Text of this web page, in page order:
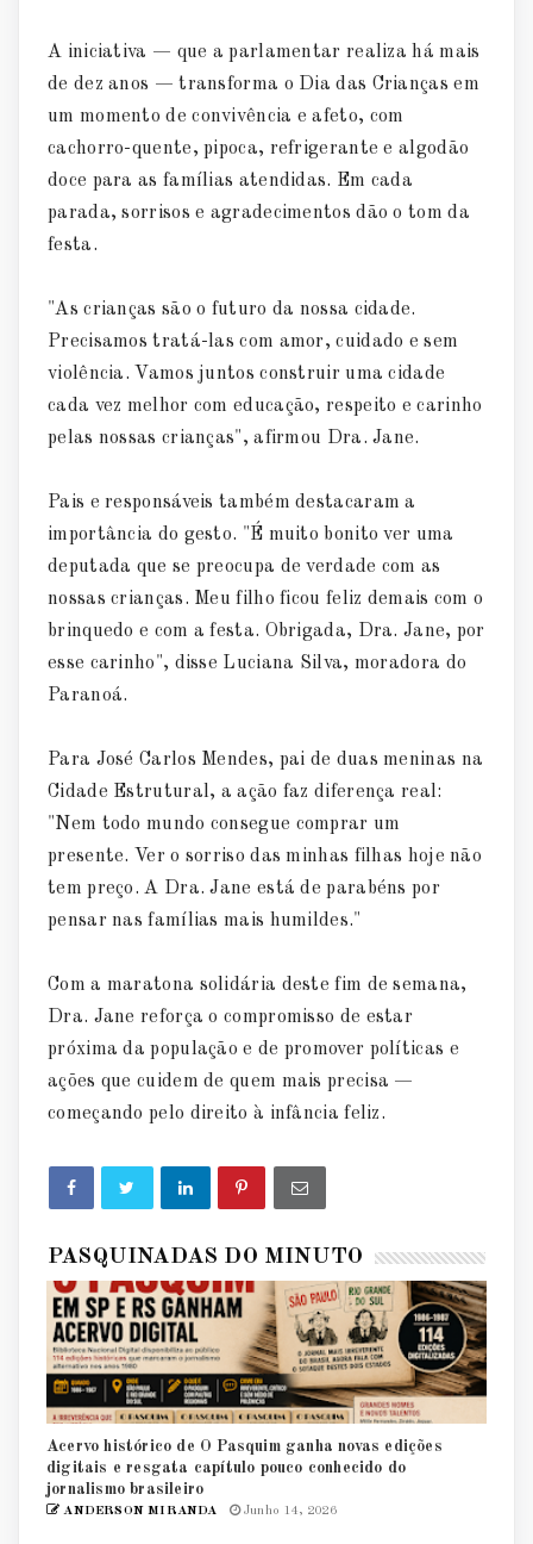
A iniciativa — que a parlamentar realiza há mais
de dez anos — transforma o Dia das Crianças em
um momento de convivência e afeto, com
cachorro-quente, pipoca, refrigerante e algodão
doce para as famílias atendidas. Em cada
parada, sorrisos e agradecimentos dão o tom da
festa.
"As crianças são o futuro da nossa cidade.
Precisamos tratá-las com amor, cuidado e sem
violência. Vamos juntos construir uma cidade
cada vez melhor com educação, respeito e carinho
pelas nossas crianças", afirmou Dra. Jane.
Pais e responsáveis também destacaram a
importância do gesto. "É muito bonito ver uma
deputada que se preocupa de verdade com as
nossas crianças. Meu filho ficou feliz demais com o
brinquedo e com a festa. Obrigada, Dra. Jane, por
esse carinho", disse Luciana Silva, moradora do
Paranoá.
Para José Carlos Mendes, pai de duas meninas na
Cidade Estrutural, a ação faz diferença real:
"Nem todo mundo consegue comprar um
presente. Ver o sorriso das minhas filhas hoje não
tem preço. A Dra. Jane está de parabéns por
pensar nas famílias mais humildes."
Com a maratona solidária deste fim de semana,
Dra. Jane reforça o compromisso de estar
próxima da população e de promover políticas e
ações que cuidem de quem mais precisa —
começando pelo direito à infância feliz.
PASQUINADAS DO MINUTO
Acervo histórico de O Pasquim ganha novas edições
digitais e resgata capítulo pouco conhecido do
jornalismo brasileiro
ANDERSON MIRANDA Junho 14, 2026